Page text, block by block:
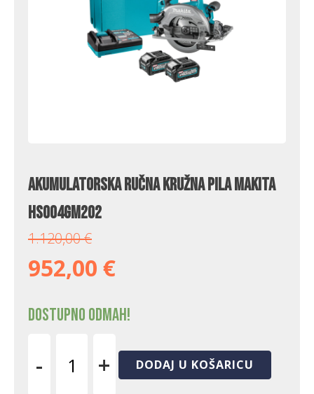
Akumulatorska ručna kružna pila Makita
HS004GM202
1.120,00€
952,00 €
Dostupno odmah!
- + DODAJ U KOŠARICU